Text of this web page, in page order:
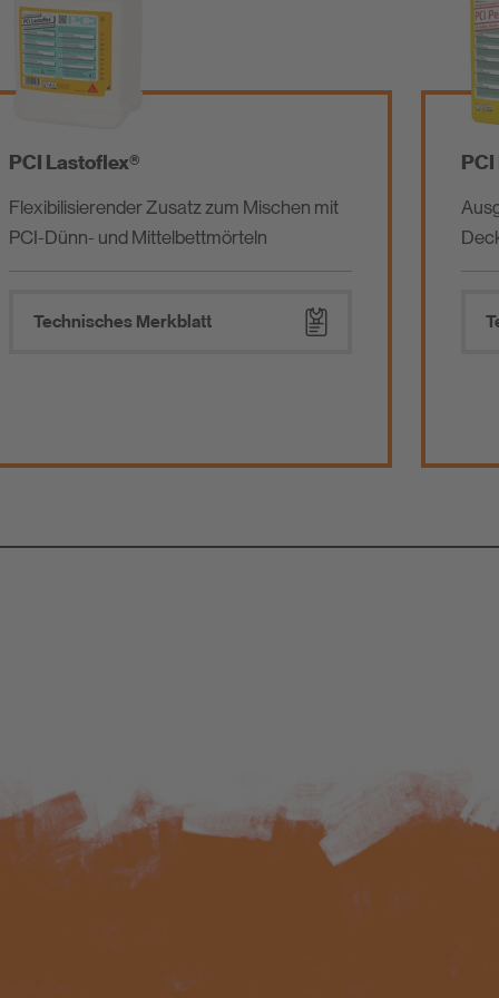
PCI Lastoflex®
Flexibilisierender Zusatz zum Mischen mit
PCI-Dünn- und Mittelbettmörteln
Technisches Merkblatt